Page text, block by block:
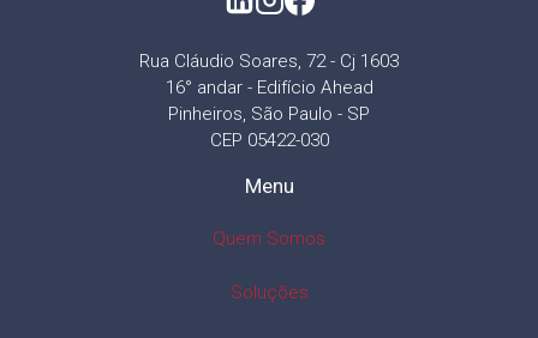
Rua Cláudio Soares, 72 - Cj 1603
16° andar - Edifício Ahead
Pinheiros, São Paulo - SP
CEP 05422-030
Menu
Quem Somos
Soluções